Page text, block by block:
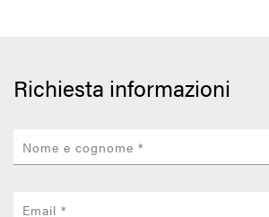
Richiesta informazioni